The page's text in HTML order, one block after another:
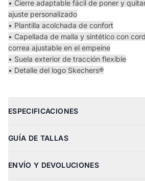
• Cierre adaptable fácil de poner y
ajuste personalizado
• Plantilla acolchada de confort
• Capellada de malla y sintético con
correa ajustable en el empeine
• Suela exterior de tracción flexible
• Detalle del logo Skechers®
ESPECIFICACIONES
GUÍA DE TALLAS
ENVÍO Y DEVOLUCIONES